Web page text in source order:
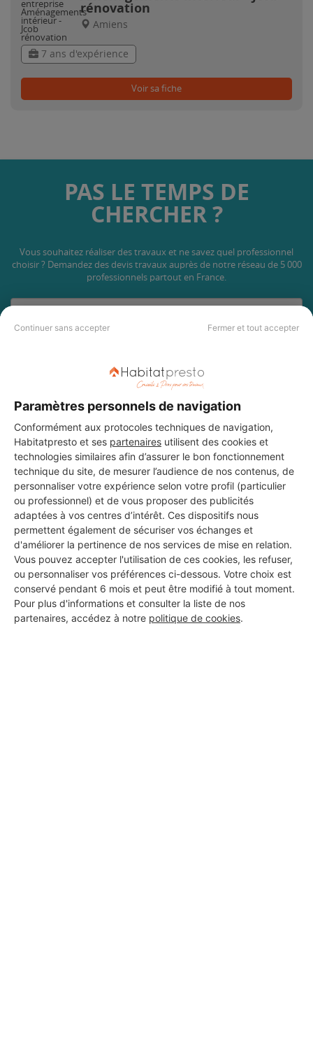
Continuer sans accepter Fermer et tout accepter
Paramètres personnels de navigation
Conformément aux protocoles techniques de navigation,
Habitatpresto et ses partenaires utilisent des cookies et
technologies similaires afin d’assurer le bon fonctionnement
technique du site, de mesurer l’audience de nos contenus, de
personnaliser votre expérience selon votre profil (particulier
ou professionnel) et de vous proposer des publicités
adaptées à vos centres d’intérêt. Ces dispositifs nous
permettent également de sécuriser vos échanges et
d'améliorer la pertinence de nos services de mise en relation.
Vous pouvez accepter l'utilisation de ces cookies, les refuser,
ou personnaliser vos préférences ci-dessous. Votre choix est
conservé pendant 6 mois et peut être modifié à tout moment.
Pour plus d'informations et consulter la liste de nos
partenaires, accédez à notre politique de cookies.
rénovation
Amiens
7 ans d'expérience
Voir sa fiche
PAS LE TEMPS DE
CHERCHER ?
Vous souhaitez réaliser des travaux et ne savez quel professionnel
choisir ? Demandez des devis travaux auprès de notre réseau de 5 000
professionnels partout en France.
DEMANDER UN DEVIS
Les 1 autres Carreleurs pour
vos travaux à Doullens
ANQUETIL AURELIEN
Doullens
4 ans d'expérience
Voir sa fiche